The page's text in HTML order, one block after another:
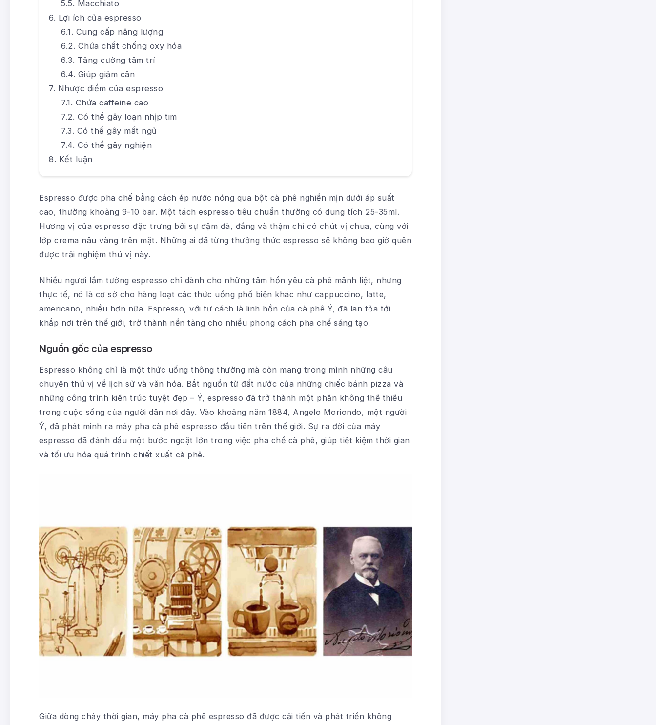
Macchiato
Lợi ích của espresso
Cung cấp năng lượng
Chứa chất chống oxy hóa
Tăng cường tâm trí
Giúp giảm cân
Nhược điểm của espresso
Chứa caffeine cao
Có thể gây loạn nhịp tim
Có thể gây mất ngủ
Có thể gây nghiện
Kết luận
Espresso được pha chế bằng cách ép nước nóng qua bột cà phê nghiền mịn dưới áp suất
cao, thường khoảng 9-10 bar. Một tách espresso tiêu chuẩn thường có dung tích 25-35ml.
Hương vị của espresso đặc trưng bởi sự đậm đà, đắng và thậm chí có chút vị chua, cùng với
lớp crema nâu vàng trên mặt. Những ai đã từng thưởng thức espresso sẽ không bao giờ quên
được trải nghiệm thú vị này.
Nhiều người lầm tưởng espresso chỉ dành cho những tâm hồn yêu cà phê mãnh liệt, nhưng
thực tế, nó là cơ sở cho hàng loạt các thức uống phổ biến khác như cappuccino, latte,
americano, nhiều hơn nữa. Espresso, với tư cách là linh hồn của cà phê Ý, đã lan tỏa tới
khắp nơi trên thế giới, trở thành nền tảng cho nhiều phong cách pha chế sáng tạo.
Nguồn gốc của espresso
Espresso không chỉ là một thức uống thông thường mà còn mang trong mình những câu
chuyện thú vị về lịch sử và văn hóa. Bắt nguồn từ đất nước của những chiếc bánh pizza và
những công trình kiến trúc tuyệt đẹp – Ý, espresso đã trở thành một phần không thể thiếu
trong cuộc sống của người dân nơi đây. Vào khoảng năm 1884, Angelo Moriondo, một người
Ý, đã phát minh ra máy pha cà phê espresso đầu tiên trên thế giới. Sự ra đời của máy
espresso đã đánh dấu một bước ngoặt lớn trong việc pha chế cà phê, giúp tiết kiệm thời gian
và tối ưu hóa quá trình chiết xuất cà phê.
Giữa dòng chảy thời gian, máy pha cà phê espresso đã được cải tiến và phát triển không